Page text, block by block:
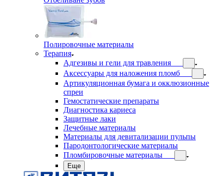
Полировочные материалы
Терапия
Адгезивы и гели для травления
Аксессуары для наложения пломб
Артикуляционная бумага и окклюзионные
спреи
Гемостатические препараты
Диагностика кариеса
Защитные лаки
Лечебные материалы
Материалы для девитализации пульпы
Пародонтологические материалы
Пломбировочные материалы
Еще